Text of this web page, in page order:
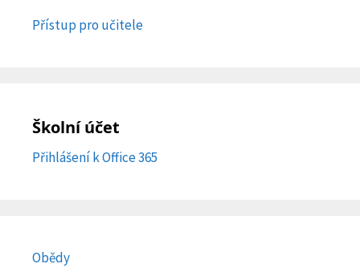
Přístup pro učitele
Školní účet
Přihlášení k Office 365
Obědy